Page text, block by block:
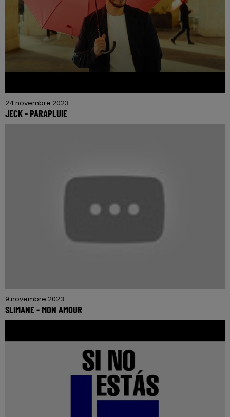
24 novembre 2023
JECK - PARAPLUIE
9 novembre 2023
SLIMANE - MON AMOUR